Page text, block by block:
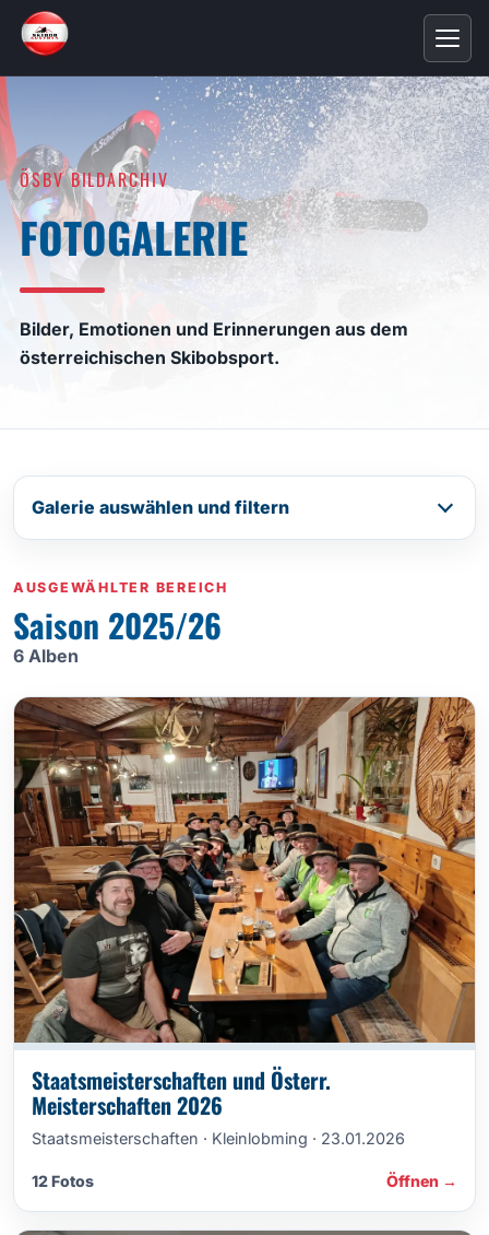
ÖSBV BILDARCHIV
FOTOGALERIE
Bilder, Emotionen und Erinnerungen aus dem
österreichischen Skibobsport.
Galerie auswählen und filtern
AUSGEWÄHLTER BEREICH
Saison 2025/26
6 Alben
Staatsmeisterschaften und Österr.
Meisterschaften 2026
Staatsmeisterschaften · Kleinlobming · 23.01.2026
12 Fotos Öffnen →